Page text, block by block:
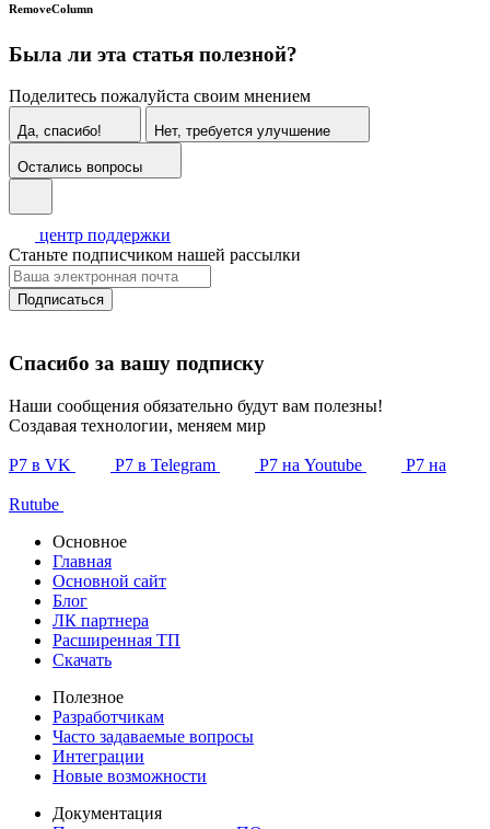
RemoveColumn
Была ли эта статья полезной?
Поделитесь пожалуйста своим мнением
Да, спасибо! Нет, требуется улучшение
Остались вопросы
центр поддержки
Станьте подписчиком нашей рассылки
Подписаться
Спасибо за вашу подписку
Наши сообщения обязательно будут вам полезны!
Создавая технологии, меняем мир
Р7 в VK Р7 в Telegram Р7 на Youtube Р7 на
Rutube
Основное
Главная
Основной сайт
Блог
ЛК партнера
Расширенная ТП
Скачать
Полезное
Разработчикам
Часто задаваемые вопросы
Интеграции
Новые возможности
Документация